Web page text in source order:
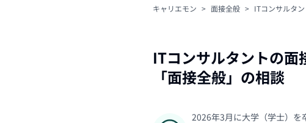
キャリエモン > 面接全般 > ITコンサルタ
ITコンサルタントの面
「面接全般」の相談
2026年3月に大学（学士）を